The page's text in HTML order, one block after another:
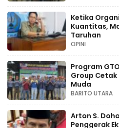
Ketika
Kuantitas,
Taruhan
OPINI
Program
Group
Muda
BARITO UTARA
Arton S.
Penggerak